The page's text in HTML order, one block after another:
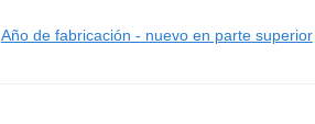
Año de fabricación - nuevo en parte superior